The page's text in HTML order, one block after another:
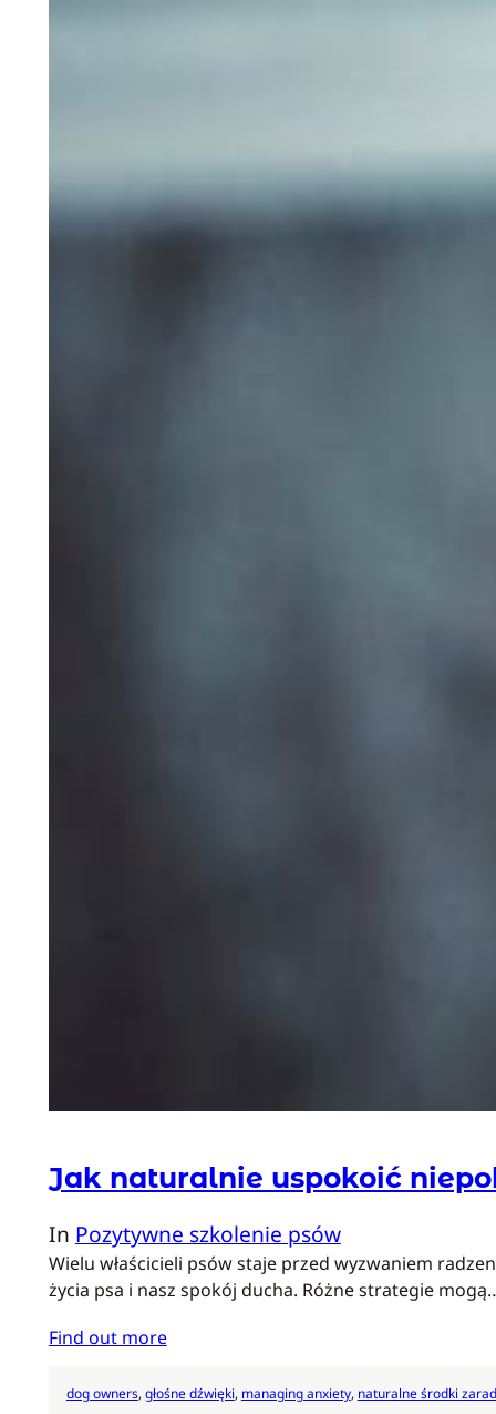
Jak naturalnie uspokoić
In Pozytywne szkolenie psów
Wielu właścicieli psów staje przed wyzwaniem
życia psa i nasz spokój ducha. Różne strategie
Find out more
dog owners, głośne dźwięki, managing anxiety, naturalne środki